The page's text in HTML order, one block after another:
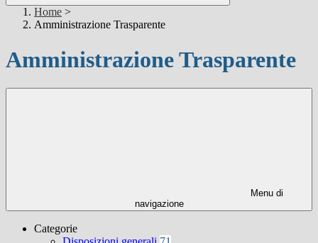
Home >
Amministrazione Trasparente
Amministrazione Trasparente
Menu di
navigazione
Categorie